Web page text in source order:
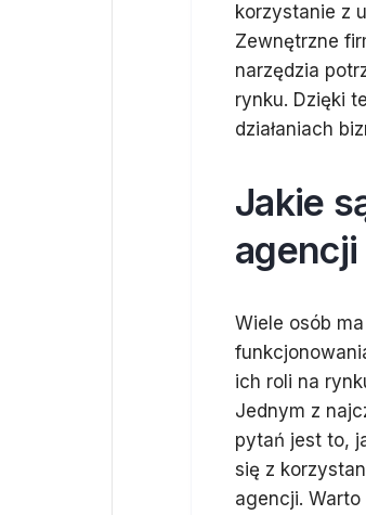
korzystanie z
Zewnętrzne
narzędzia
rynku. Dzięki
działaniach
Jakie
Wiele osób
ich roli na
Jednym z
pytań jest to,
się z
agencji.